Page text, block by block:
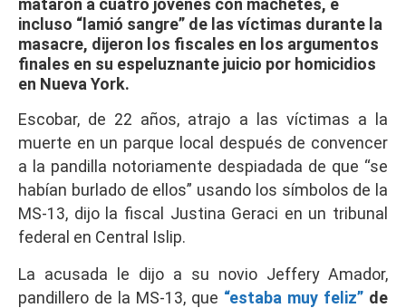
mataron a cuatro jóvenes con machetes, e
incluso “lamió sangre” de las víctimas durante la
masacre, dijeron los fiscales en los argumentos
finales en su espeluznante juicio por homicidios
en Nueva York.
Escobar, de 22 años, atrajo a las víctimas a la
muerte en un parque local después de convencer
a la pandilla notoriamente despiadada de que “se
habían burlado de ellos” usando los símbolos de la
MS-13, dijo la fiscal Justina Geraci en un tribunal
federal en Central Islip.
La acusada le dijo a su novio Jeffery Amador,
pandillero de la MS-13, que “estaba muy feliz” de